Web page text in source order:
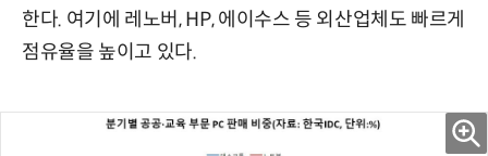
한다. 여기에 레노버, HP, 에이수스 등 외산업체도 빠르게
점유율을 높이고 있다.